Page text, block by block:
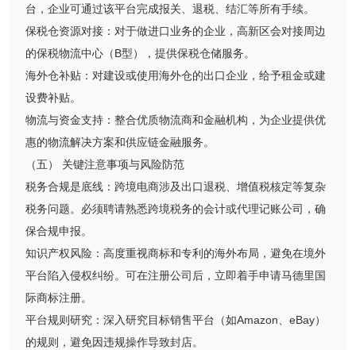
台，企业可通过该平台完成报关、退税、结汇等所有手续。
保税仓资源对接：对于做进口业务的企业，高新区会对接周边
的保税物流中心（B型），提供保税仓储服务。
海外仓补贴：对建设或使用海外仓的出口企业，给予租金或建
设费补贴。
物流与资金支持：整合优质物流商和金融机构，为企业提供优
惠的物流解决方案和供应链金融服务。
（五） 关键注意事项与风险防范
税务合规是底线：跨境电商涉及出口退税、增值税核定等复杂
税务问题。必须聘请熟悉跨境税务的会计或代理记账公司，确
保合规申报。
知识产权风险：高度重视商标和专利的海外布局，避免在境外
平台陷入侵权纠纷。可在注册公司后，立即着手申请马德里国
际商标注册。
平台规则研究：深入研究目标销售平台（如Amazon、eBay）
的规则，避免因违规操作导致封店。